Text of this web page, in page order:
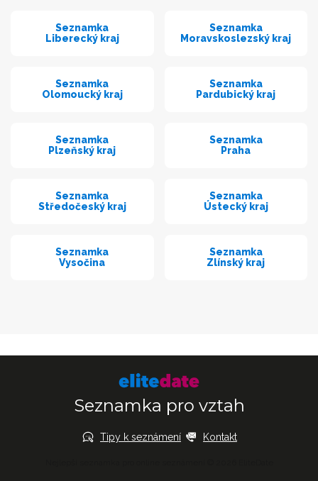
Seznamka
Liberecký kraj
Seznamka
Moravskoslezský kraj
Seznamka
Olomoucký kraj
Seznamka
Pardubický kraj
Seznamka
Plzeňský kraj
Seznamka
Praha
Seznamka
Středočeský kraj
Seznamka
Ústecký kraj
Seznamka
Vysočina
Seznamka
Zlínský kraj
Seznamka pro vztah
Tipy k seznámení Kontakt